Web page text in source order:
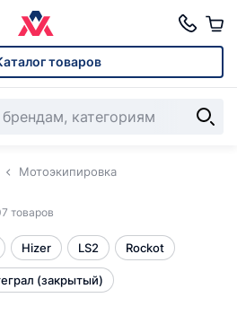
товаров
Мотоэкипировка
товаров
Hizer LS2 Rockot
(закрытый)